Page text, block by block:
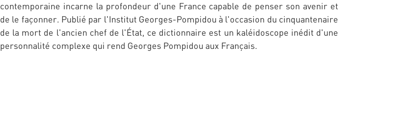
contemporaine incarne la profondeur d'une France capable de penser son avenir et
de le façonner. Publié par l'Institut Georges-Pompidou à l'occasion du cinquantenaire
de la mort de l'ancien chef de l'État, ce dictionnaire est un kaléidoscope inédit d'une
personnalité complexe qui rend Georges Pompidou aux Français.